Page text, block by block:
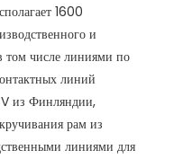
1600
и
том числе линиями по
линий
из Финляндии,
рам из
линиями для